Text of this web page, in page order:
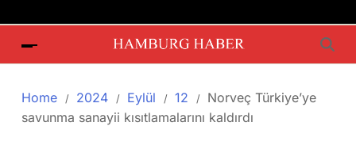
Home 2024 Eylül 12
Norveç Türkiye’ye
savunma sanayii kısıtlamalarını kaldırdı